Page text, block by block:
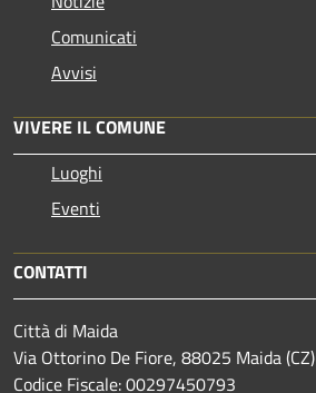
Comunicati
Avvisi
VIVERE IL COMUNE
Luoghi
Eventi
CONTATTI
Città di Maida
Via Ottorino De Fiore, 88025 Maida (CZ)
Codice Fiscale: 00297450793